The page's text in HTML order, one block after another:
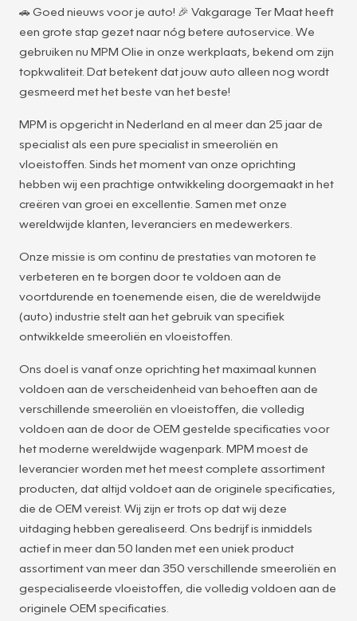
🚗 Goed nieuws voor je auto! 🎉 Vakgarage Ter Maat heeft
een grote stap gezet naar nóg betere autoservice. We
gebruiken nu MPM Olie in onze werkplaats, bekend om zijn
topkwaliteit. Dat betekent dat jouw auto alleen nog wordt
gesmeerd met het beste van het beste!
MPM is opgericht in Nederland en al meer dan 25 jaar de
specialist als een pure specialist in smeeroliën en
vloeistoffen. Sinds het moment van onze oprichting
hebben wij een prachtige ontwikkeling doorgemaakt in het
creëren van groei en excellentie. Samen met onze
wereldwijde klanten, leveranciers en medewerkers.
Onze missie is om continu de prestaties van motoren te
verbeteren en te borgen door te voldoen aan de
voortdurende en toenemende eisen, die de wereldwijde
(auto) industrie stelt aan het gebruik van specifiek
ontwikkelde smeeroliën en vloeistoffen.
Ons doel is vanaf onze oprichting het maximaal kunnen
voldoen aan de verscheidenheid van behoeften aan de
verschillende smeeroliën en vloeistoffen, die volledig
voldoen aan de door de OEM gestelde specificaties voor
het moderne wereldwijde wagenpark. MPM moest de
leverancier worden met het meest complete assortiment
producten, dat altijd voldoet aan de originele specificaties,
die de OEM vereist. Wij zijn er trots op dat wij deze
uitdaging hebben gerealiseerd. Ons bedrijf is inmiddels
actief in meer dan 50 landen met een uniek product
assortiment van meer dan 350 verschillende smeeroliën en
gespecialiseerde vloeistoffen, die volledig voldoen aan de
originele OEM specificaties.